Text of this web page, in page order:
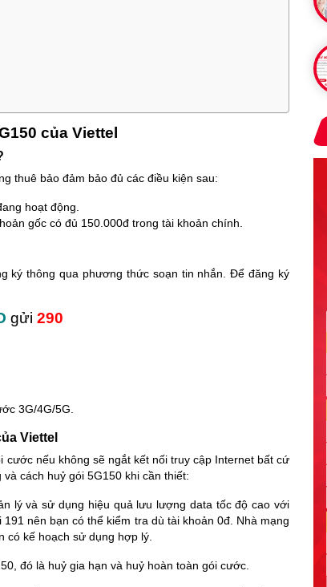
của Viettel
thuê bảo đảm bảo đủ các điều kiện sau:
hoạt động.
gốc có đủ 150.000đ trong tài khoản chính.
ký thông qua phương thức soạn tin nhắn. Để đăng ký
gửi 290
3G/4G/5G.
Viettel
nếu không sẽ ngắt kết nối truy cập Internet bất cứ
cách huỷ gói 5G150 khi cần thiết:
lý và sử dụng hiệu quả lưu lượng data tốc độ cao với
nên bạn có thể kiểm tra dù tài khoản 0đ. Nhà mạng
có kế hoạch sử dụng hợp lý.
đó là huỷ gia hạn và huỷ hoàn toàn gói cước.